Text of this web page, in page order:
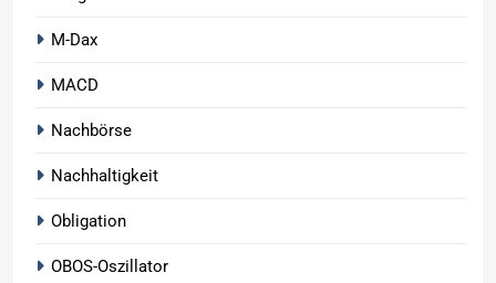
M-Dax
MACD
Nachbörse
Nachhaltigkeit
Obligation
OBOS-Oszillator